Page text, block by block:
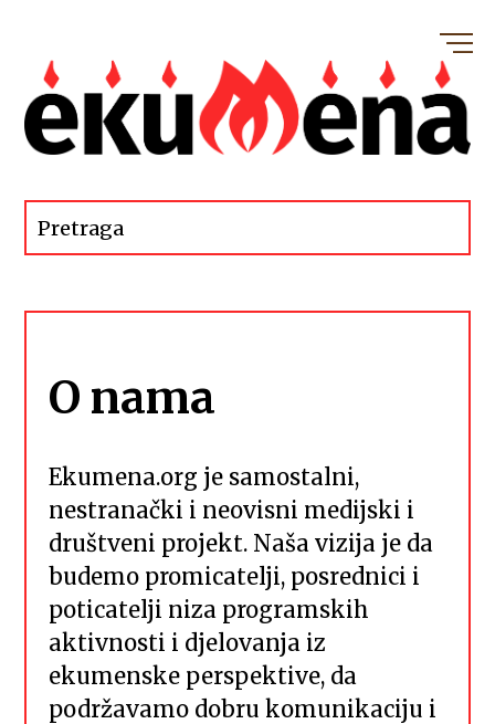
O nama
Ekumena.org je samostalni,
nestranački i neovisni medijski i
društveni projekt. Naša vizija je da
budemo promicatelji, posrednici i
poticatelji niza programskih
aktivnosti i djelovanja iz
ekumenske perspektive, da
podržavamo dobru komunikaciju i